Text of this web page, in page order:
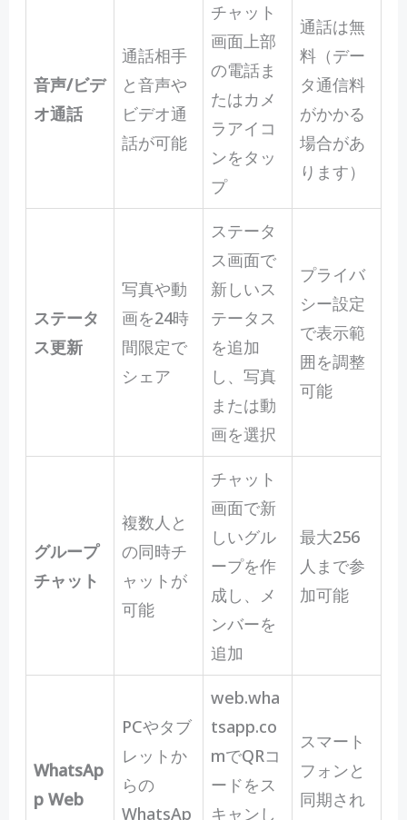
音声/ビデ
オ通話
通話相手
と音声や
ビデオ通
話が可能
チャット
画面上部
の電話ま
たはカメ
ラアイコ
ンをタッ
プ
通話は無
料（デー
タ通信料
がかかる
場合があ
ります）
ステータ
ス更新
写真や動
画を24時
間限定で
シェア
ステータ
ス画面で
新しいス
テータス
を追加
し、写真
または動
画を選択
プライバ
シー設定
で表示範
囲を調整
可能
グループ
チャット
複数人と
の同時チ
ャットが
可能
チャット
画面で新
しいグル
ープを作
成し、メ
ンバーを
追加
最大256
人まで参
加可能
WhatsAp
p Web
PCやタブ
レットか
らの
WhatsAp
web.wha
tsapp.co
mでQRコ
ードをス
キャンし
スマート
フォンと
同期され